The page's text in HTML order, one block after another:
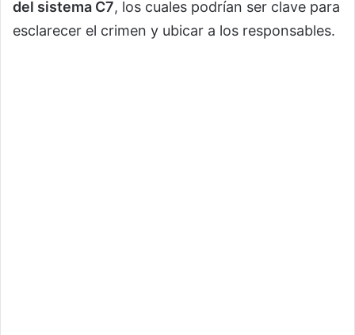
del sistema C7, los cuales podrían ser clave para
esclarecer el crimen y ubicar a los responsables.